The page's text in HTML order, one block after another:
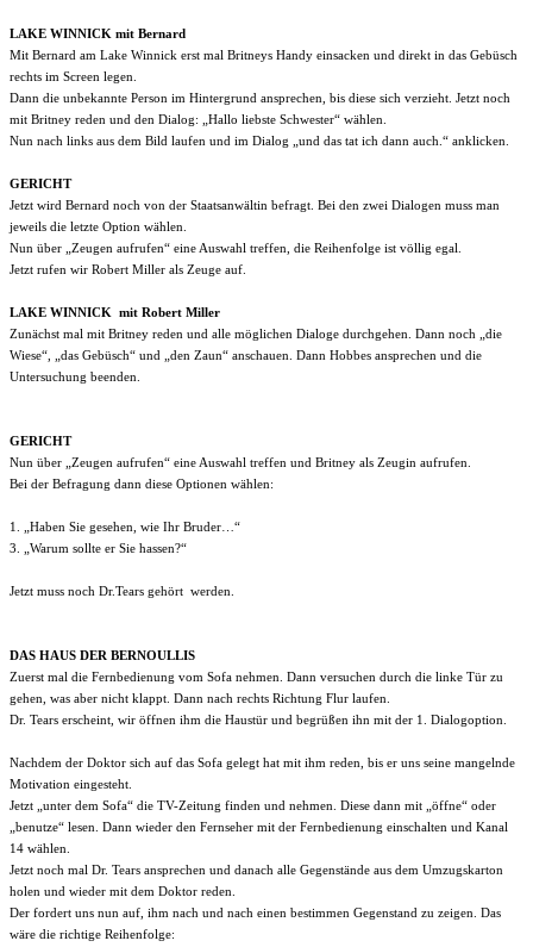
LAKE WINNICK mit Bernard
Mit Bernard am Lake Winnick erst mal Britneys Handy einsacken und direkt in das Gebüsch
rechts im Screen legen.
Dann die unbekannte Person im Hintergrund ansprechen, bis diese sich verzieht. Jetzt noch
mit Britney reden und den Dialog: „Hallo liebste Schwester“ wählen.
Nun nach links aus dem Bild laufen und im Dialog „und das tat ich dann auch.“ anklicken.
GERICHT
Jetzt wird Bernard noch von der Staatsanwältin befragt. Bei den zwei Dialogen muss man
jeweils die letzte Option wählen.
Nun über „Zeugen aufrufen“ eine Auswahl treffen, die Reihenfolge ist völlig egal.
Jetzt rufen wir Robert Miller als Zeuge auf.
LAKE WINNICK mit Robert Miller
Zunächst mal mit Britney reden und alle möglichen Dialoge durchgehen. Dann noch „die
Wiese“, „das Gebüsch“ und „den Zaun“ anschauen. Dann Hobbes ansprechen und die
Untersuchung beenden.
GERICHT
Nun über „Zeugen aufrufen“ eine Auswahl treffen und Britney als Zeugin aufrufen.
Bei der Befragung dann diese Optionen wählen:
1. „Haben Sie gesehen, wie Ihr Bruder…“
3. „Warum sollte er Sie hassen?“
Jetzt muss noch Dr.Tears gehört werden.
DAS HAUS DER BERNOULLIS
Zuerst mal die Fernbedienung vom Sofa nehmen. Dann versuchen durch die linke Tür zu
gehen, was aber nicht klappt. Dann nach rechts Richtung Flur laufen.
Dr. Tears erscheint, wir öffnen ihm die Haustür und begrüßen ihn mit der 1. Dialogoption.
Nachdem der Doktor sich auf das Sofa gelegt hat mit ihm reden, bis er uns seine mangelnde
Motivation eingesteht.
Jetzt „unter dem Sofa“ die TV-Zeitung finden und nehmen. Diese dann mit „öffne“ oder
„benutze“ lesen. Dann wieder den Fernseher mit der Fernbedienung einschalten und Kanal
14 wählen.
Jetzt noch mal Dr. Tears ansprechen und danach alle Gegenstände aus dem Umzugskarton
holen und wieder mit dem Doktor reden.
Der fordert uns nun auf, ihm nach und nach einen bestimmen Gegenstand zu zeigen. Das
wäre die richtige Reihenfolge: